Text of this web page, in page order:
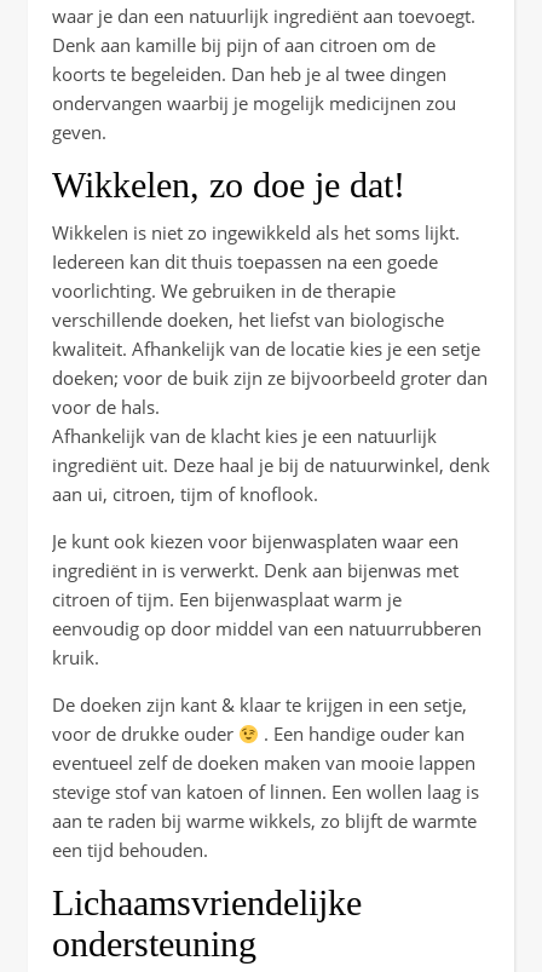
waar je dan een natuurlijk ingrediënt aan toevoegt.
Denk aan kamille bij pijn of aan citroen om de
koorts te begeleiden. Dan heb je al twee dingen
ondervangen waarbij je mogelijk medicijnen zou
geven.
Wikkelen, zo doe je dat!
Wikkelen is niet zo ingewikkeld als het soms lijkt.
Iedereen kan dit thuis toepassen na een goede
voorlichting. We gebruiken in de therapie
verschillende doeken, het liefst van biologische
kwaliteit. Afhankelijk van de locatie kies je een setje
doeken; voor de buik zijn ze bijvoorbeeld groter dan
voor de hals.
Afhankelijk van de klacht kies je een natuurlijk
ingrediënt uit. Deze haal je bij de natuurwinkel, denk
aan ui, citroen, tijm of knoflook.
Je kunt ook kiezen voor bijenwasplaten waar een
ingrediënt in is verwerkt. Denk aan bijenwas met
citroen of tijm. Een bijenwasplaat warm je
eenvoudig op door middel van een natuurrubberen
kruik.
De doeken zijn kant & klaar te krijgen in een setje,
voor de drukke ouder
. Een handige ouder kan
eventueel zelf de doeken maken van mooie lappen
stevige stof van katoen of linnen. Een wollen laag is
aan te raden bij warme wikkels, zo blijft de warmte
een tijd behouden.
Lichaamsvriendelijke
ondersteuning